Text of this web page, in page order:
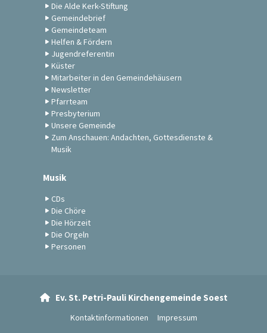
Die Alde Kerk-Stiftung
Gemeindebrief
Gemeindeteam
Helfen & Fördern
Jugendreferentin
Küster
Mitarbeiter in den Gemeindehäusern
Newsletter
Pfarrteam
Presbyterium
Unsere Gemeinde
Zum Anschauen: Andachten, Gottesdienste &
Musik
Musik
CDs
Die Chöre
Die Hörzeit
Die Orgeln
Personen
Ev. St. Petri-Pauli Kirchengemeinde Soest
Kontaktinformationen Impressum